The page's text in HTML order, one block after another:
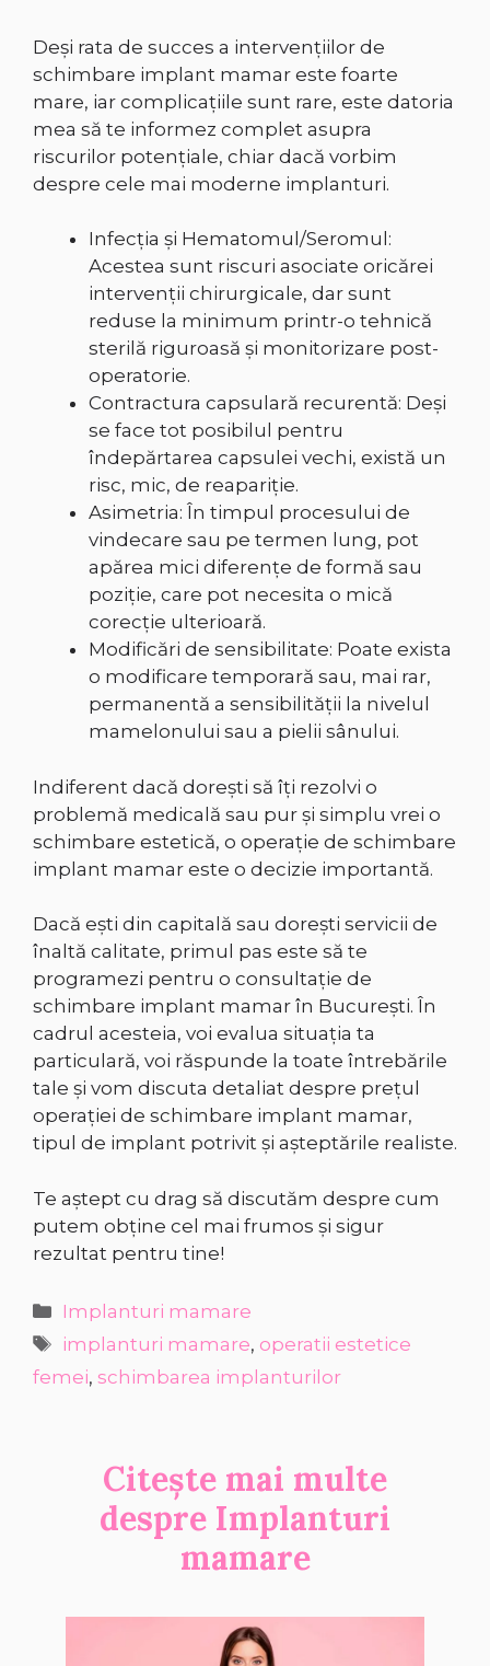
Deși rata de succes a intervențiilor de
schimbare implant mamar este foarte
mare, iar complicațiile sunt rare, este datoria
mea să te informez complet asupra
riscurilor potențiale, chiar dacă vorbim
despre cele mai moderne implanturi.
Infecția și Hematomul/Seromul:
Acestea sunt riscuri asociate oricărei
intervenții chirurgicale, dar sunt
reduse la minimum printr-o tehnică
sterilă riguroasă și monitorizare post-
operatorie.
Contractura capsulară recurentă: Deși
se face tot posibilul pentru
îndepărtarea capsulei vechi, există un
risc, mic, de reapariție.
Asimetria: În timpul procesului de
vindecare sau pe termen lung, pot
apărea mici diferențe de formă sau
poziție, care pot necesita o mică
corecție ulterioară.
Modificări de sensibilitate: Poate exista
o modificare temporară sau, mai rar,
permanentă a sensibilității la nivelul
mamelonului sau a pielii sânului.
Indiferent dacă dorești să îți rezolvi o
problemă medicală sau pur și simplu vrei o
schimbare estetică, o operație de schimbare
implant mamar este o decizie importantă.
Dacă ești din capitală sau dorești servicii de
înaltă calitate, primul pas este să te
programezi pentru o consultație de
schimbare implant mamar în București. În
cadrul acesteia, voi evalua situația ta
particulară, voi răspunde la toate întrebările
tale și vom discuta detaliat despre prețul
operației de schimbare implant mamar,
tipul de implant potrivit și așteptările realiste.
Te aștept cu drag să discutăm despre cum
putem obține cel mai frumos și sigur
rezultat pentru tine!
Categorii
Implanturi mamare
Etichete
implanturi mamare, operatii estetice
femei, schimbarea implanturilor
Citește mai multe
despre Implanturi
mamare